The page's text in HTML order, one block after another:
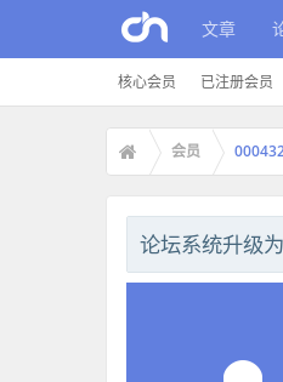
文章
核心会员 已注册会员
会员
论坛系统升级